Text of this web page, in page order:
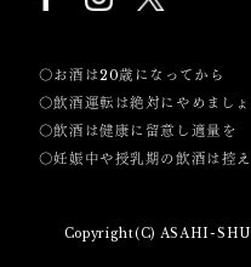
〇お酒は20歳になってから
〇飲酒運転は絶対にやめましょ
〇飲酒は健康に留意し適量を
〇妊娠中や授乳期の飲酒は控
Copyright(C) ASAHI-